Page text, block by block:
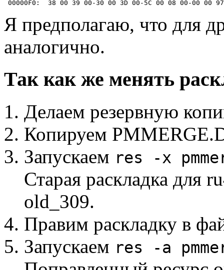
Я предполагаю, что для
аналогично.
Так как же менять
Делаем резервную
Копируем
Запускаем res -x
Старая раскладка для
old_309.
Правим раскладку в
Запускаем res -a